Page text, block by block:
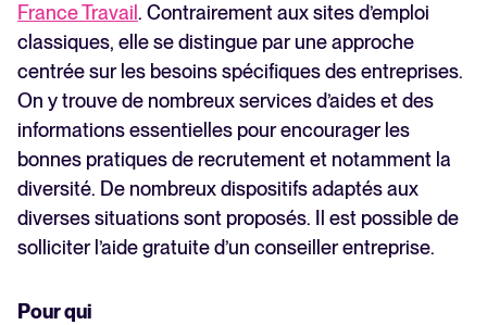
France Travail . Contrairement aux sites d’emploi
classiques, elle se distingue par une approche
centrée sur les besoins spécifiques des entreprises.
On y trouve de nombreux services d’aides et des
informations essentielles pour encourager les
bonnes pratiques de recrutement et notamment la
diversité. De nombreux dispositifs adaptés aux
diverses situations sont proposés. Il est possible de
solliciter l’aide gratuite d’un conseiller entreprise.
Pour qui